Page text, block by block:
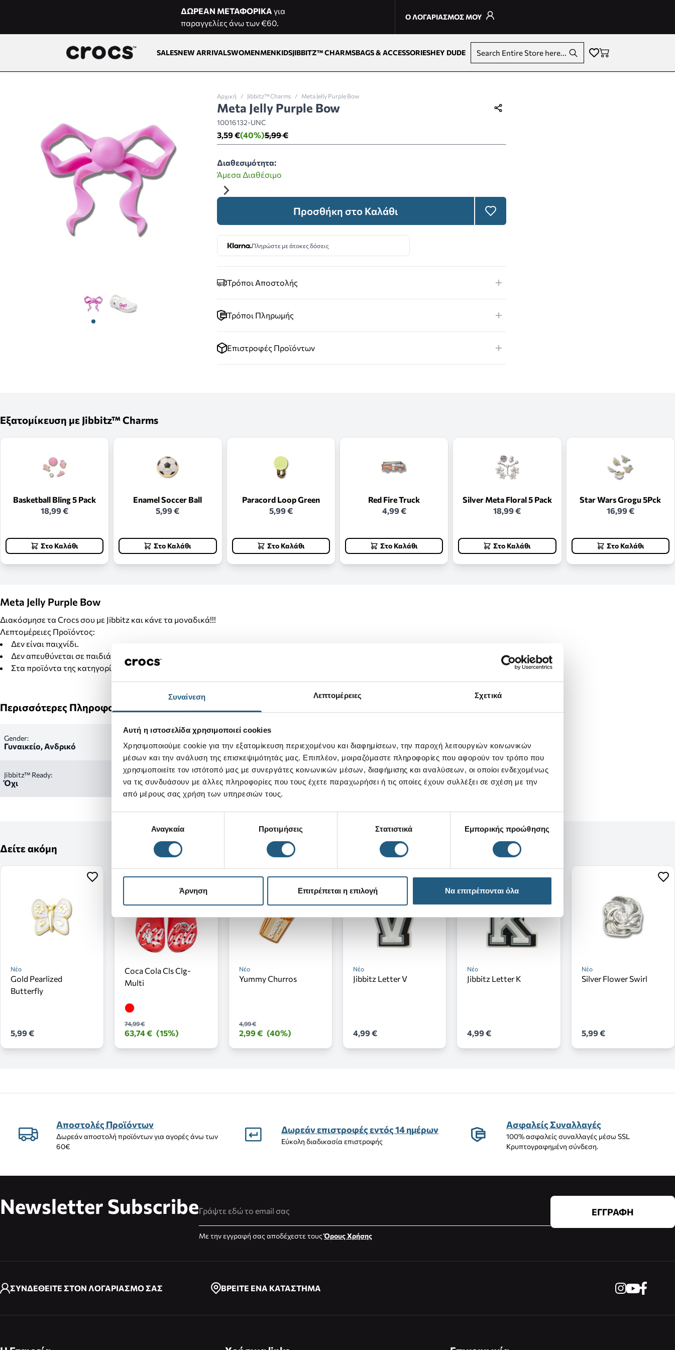
Συναίνεση Λεπτομέρειες Σχετικά
Αυτή η ιστοσελίδα χρησιμοποιεί cookies
Χρησιμοποιούμε cookie για την εξατομίκευση περιεχομένου και διαφημίσεων, την παροχή λειτουργιών κοινωνικών
μέσων και την ανάλυση της επισκεψιμότητάς μας. Επιπλέον, μοιραζόμαστε πληροφορίες που αφορούν τον τρόπο που
χρησιμοποιείτε τον ιστότοπό μας με συνεργάτες κοινωνικών μέσων, διαφήμισης και αναλύσεων, οι οποίοι ενδεχομένως
να τις συνδυάσουν με άλλες πληροφορίες που τους έχετε παραχωρήσει ή τις οποίες έχουν συλλέξει σε σχέση με την
από μέρους σας χρήση των υπηρεσιών τους.
συγκατάθεσηςΑναγκαία Προτιμήσεις Στατιστικά Εμπορικής προώθησης
Άρνηση Επιτρέπεται η επιλογή Να επιτρέπονται όλα
ΔΩΡΕΑΝ ΜΕΤΑΦΟΡΙΚΑ για
παραγγελίες άνω των €60.
Ο ΛΟΓΑΡΙΑΣΜΟΣ ΜΟΥ
SALESNEW ARRIVALSWOMENMENKIDSJIBBITZ™ CHARMSBAGS & ACCESSORIESHEY DUDE Search Entire Store here...
View larger image
Αρχική / Jibbitz™ Charms / Meta Jelly Purple Bow
Meta Jelly Purple Bow
10016132-UNC
5,99 €
(40%)
3,59 €
Διαθεσιμότητα:
Άμεσα Διαθέσιμο
Προσθήκη στο Καλάθι
Πληρώστε με άτοκες δόσεις
Τρόποι Αποστολής
Τρόποι Πληρωμής
Επιστροφές Προϊόντων
Εξατομίκευση με Jibbitz™ Charms
Basketball Bling 5 Pack
18,99 €
Στο Καλάθι
Enamel Soccer Ball
5,99 €
Στο Καλάθι
Paracord Loop Green
5,99 €
Στο Καλάθι
Red Fire Truck
4,99 €
Στο Καλάθι
Silver Meta Floral 5 Pack
18,99 €
Στο Καλάθι
Star Wars Grogu 5Pck
16,99 €
Στο Καλάθι
Meta Jelly Purple Bow
Διακόσμησε τα Crocs σου με Jibbitz και κάνε τα μοναδικά!!!
Λεπτομέρειες Προϊόντος:
Δεν είναι παιχνίδι.
Δεν απευθύνεται σε παιδιά κάτω των 3 ετών.
Στα προϊόντα της κατηγορίας Jibbitz δεν γίνονται αλλαγές και επιστροφές.
Περισσότερες Πληροφορίες
Gender:
Γυναικείο, Ανδρικό
Jibbitz™ Ready:
Όχι
Δείτε ακόμη
Νέο
Gold Pearlized
Butterfly
5,99 €
Coca Cola Cls Clg-
Multi
74,99 €
63,74 € (15%)
Νέο
Yummy Churros
4,99 €
2,99 € (40%)
Νέο
Jibbitz Letter V
4,99 €
Νέο
Jibbitz Letter K
4,99 €
Νέο
Silver Flower Swirl
5,99 €
Αποστολές Προϊόντων
Δωρεάν αποστολή προϊόντων για αγορές άνω των
60€
Δωρεάν επιστροφές εντός 14 ημέρων
Εύκολη διαδικασία επιστροφής
Ασφαλείς Συναλλαγές
100% ασφαλείς συναλλαγές μέσω SSL
Κρυπτογραφημένη σύνδεση.
Newsletter Subscribe
Με την εγγραφή σας αποδέχεστε τουςΌρους Χρήσης
ΕΓΓΡΑΦΗ
ΣΥΝΔΕΘΕΙΤΕ ΣΤΟΝ ΛΟΓΑΡΙΑΣΜΟ ΣΑΣ ΒΡΕΙΤΕ ΕΝΑ ΚΑΤΑΣΤΗΜΑ